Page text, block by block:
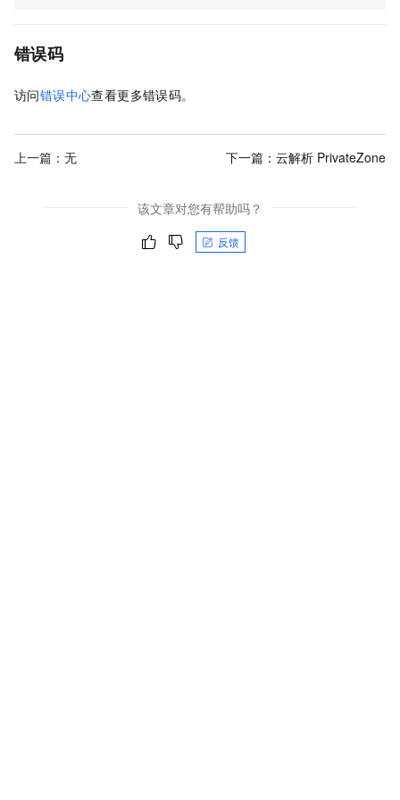
错误码
访问错误中心查看更多错误码。
上一篇：无 下一篇： 云解析 PrivateZone
该文章对您有帮助吗？
反馈